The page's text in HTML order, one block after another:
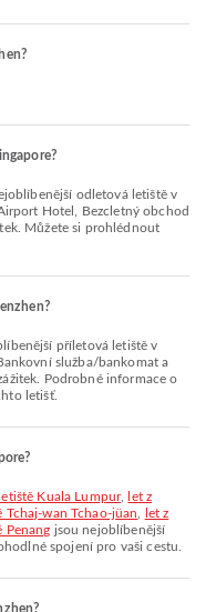
odletová letiště v
Hotel, Bezcletný obchod
Můžete si prohlédnout
příletová letiště v
služba/bankomat a
Podrobné informace o
letišť.
Kuala Lumpur,
let z
Tchaj-wan Tchao-jüan
let z
Penang jsou nejoblíbenější
spojení pro vaši cestu.